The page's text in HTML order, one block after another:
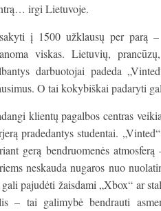
irgi Lietuvoje.
į 1500 užklausų per parą
viskas. Lietuvių,
darbuotojai padeda
O tai kokybiškai padaryti
klientų pagalbos centras
pradedantys studentai.
gerą bendruomenės
neskauda nugaros nuo
pajudėti žaisdami „Xbox“ ar
– tai galimybė bendrauti